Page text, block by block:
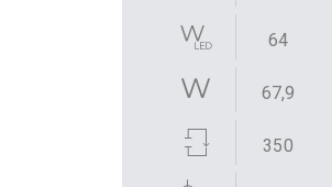
64
67,9
350